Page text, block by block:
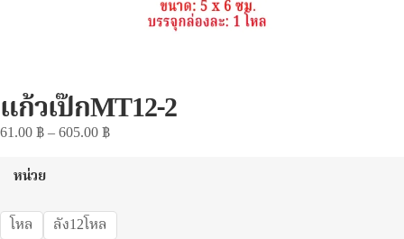
แก้วเป๊กMT12-2
61.00฿–605.00฿
หน่วย
โหล ลัง12โหล